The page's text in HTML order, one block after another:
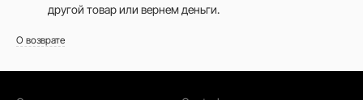
другой товар или вернем деньги.
О возврате